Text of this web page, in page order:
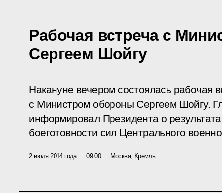
Рабочая встреча с
Сергеем Шойгу
Накануне вечером состоялась рабочая
с Министром обороны Сергеем Шойгу.
информировал Президента о
боеготовности сил Центрального
2 июля 2014 года 09:00 Москва, Кремль